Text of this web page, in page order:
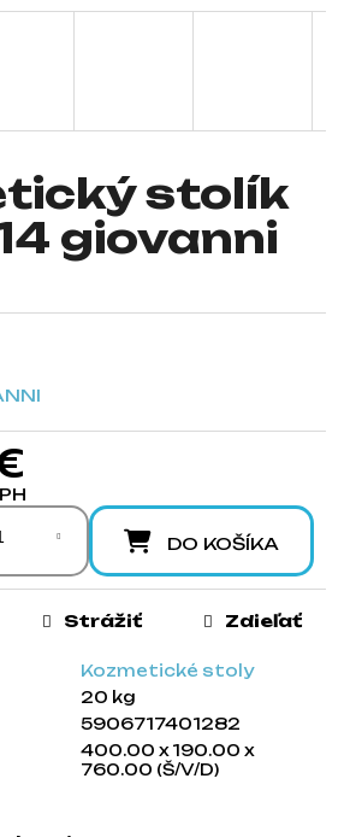
stolík
giovanni
DO KOŠÍKA
Kozmetické stoly
20 kg
5906717401282
400.00 x 190.00 x
760.00 (Š/V/D)
Strážiť Zdieľať